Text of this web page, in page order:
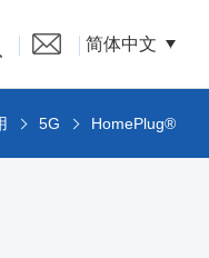
简体中文
5G HomePlug®